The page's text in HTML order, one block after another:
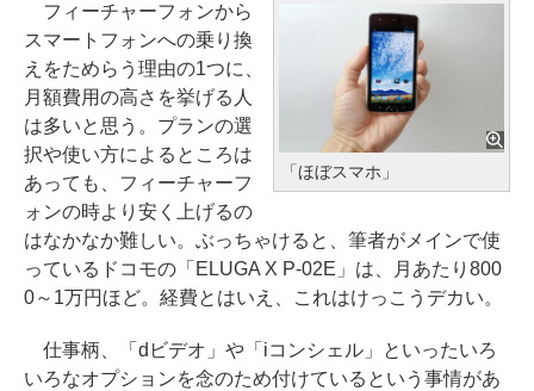
「ほぼスマホ」
フィーチャーフォンから
スマートフォンへの乗り換
えをためらう理由の1つに、
月額費用の高さを挙げる人
は多いと思う。プランの選
択や使い方によるところは
あっても、フィーチャーフ
ォンの時より安く上げるの
はなかなか難しい。ぶっちゃけると、筆者がメインで使
っているドコモの「ELUGA X P-02E」は、月あたり800
0～1万円ほど。経費とはいえ、これはけっこうデカい。
仕事柄、「dビデオ」や「iコンシェル」といったいろ
いろなオプションを念のため付けているという事情があ